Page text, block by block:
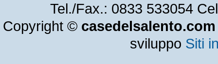
Tel./Fax.: 0833 533054
Copyright © casedelsalento.com
sviluppo Siti